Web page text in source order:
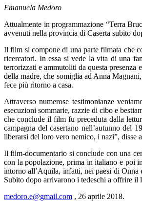
Emanuela Medoro
Attualmente in programmazione “Terra
avvenuti nella provincia di Caserta subito
Il film si compone di una parte filmata che
ricercatori. In essa si vede la vita di una
terrorizzati e ammutoliti da questa presenza
della madre, che somiglia ad Anna
fece più ritorno a casa.
Attraverso numerose testimonianze
esecuzioni sommarie, razzie di cibo e
che conclude il film fu preceduta dalla
campagna del casertano nell’autunno
liberarsi del loro vero nemico, i nazi”, disse
Il film-documentario si conclude con una
con la popolazione, prima in italiano e poi
intorno all’Aquila, infatti, nei paesi di
Subito dopo arrivarono i tedeschi a offrire il
medoro.e@gmail.com , 26 aprile 2018.